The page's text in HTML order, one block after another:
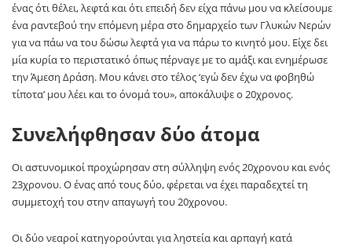
ένας ότι θέλει, λεφτά και ότι επειδή δεν είχα πάνω μου να κλείσουμε
ένα ραντεβού την επόμενη μέρα στο δημαρχείο των Γλυκών Νερών
για να πάω να του δώσω λεφτά για να πάρω το κινητό μου. Είχε δει
μία κυρία το περιστατικό όπως πέρναγε με το αμάξι και ενημέρωσε
την Άμεση Δράση. Μου κάνει στο τέλος ‘εγώ δεν έχω να φοβηθώ
τίποτα’ μου λέει και το όνομά του», αποκάλυψε ο 20χρονος.
Συνελήφθησαν δύο άτομα
Οι αστυνομικοί προχώρησαν στη σύλληψη ενός 20χρονου και ενός
23χρονου. Ο ένας από τους δύο, φέρεται να έχει παραδεχτεί τη
συμμετοχή του στην απαγωγή του 20χρονου.
Οι δύο νεαροί κατηγορούνται για ληστεία και αρπαγή κατά